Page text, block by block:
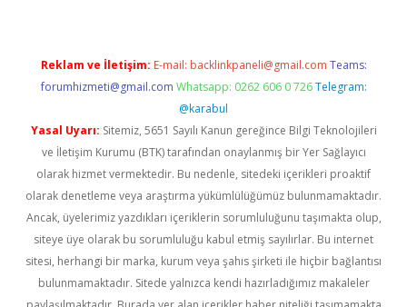
Reklam ve İletişim: E-mail: backlinkpaneli@gmail.com Teams:
forumhizmeti@gmail.com Whatsapp: 0262 606 0 726 Telegram:
@karabul
Yasal Uyarı: Sitemiz, 5651 Sayılı Kanun gereğince Bilgi Teknolojileri
ve İletişim Kurumu (BTK) tarafından onaylanmış bir Yer Sağlayıcı
olarak hizmet vermektedir. Bu nedenle, sitedeki içerikleri proaktif
olarak denetleme veya araştırma yükümlülüğümüz bulunmamaktadır.
Ancak, üyelerimiz yazdıkları içeriklerin sorumluluğunu taşımakta olup,
siteye üye olarak bu sorumluluğu kabul etmiş sayılırlar. Bu internet
sitesi, herhangi bir marka, kurum veya şahıs şirketi ile hiçbir bağlantısı
bulunmamaktadır. Sitede yalnızca kendi hazırladığımız makaleler